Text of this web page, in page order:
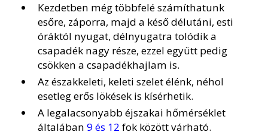
Kezdetben még többfelé számíthatunk
esőre, záporra, majd a késő délutáni, esti
óráktól nyugat, délnyugatra tolódik a
csapadék nagy része, ezzel együtt pedig
csökken a csapadékhajlam is.
Az északkeleti, keleti szelet élénk, néhol
esetleg erős lökések is kísérhetik.
A legalacsonyabb éjszakai hőmérséklet
általában 9 és 12 fok között várható.